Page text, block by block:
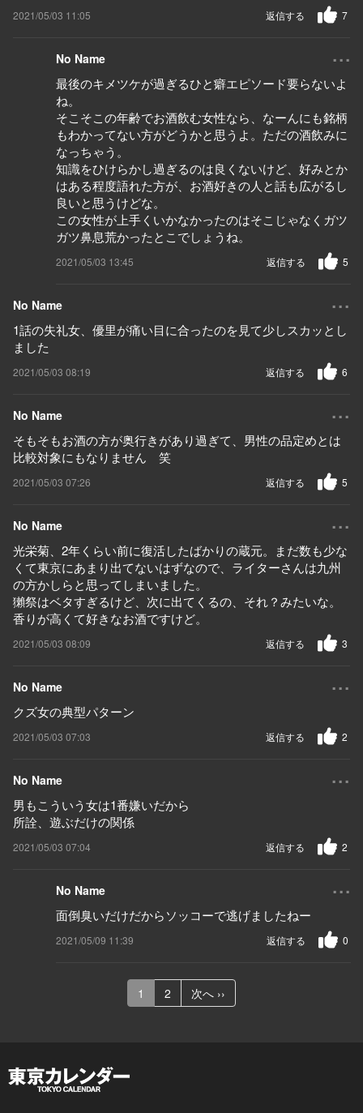
2021/05/03 11:05 7
返信する
No Name ...
最後のキメツケが過ぎるひと癖エピソード要らないよ
ね。
そこそこの年齢でお酒飲む女性なら、なーんにも銘柄
もわかってない方がどうかと思うよ。ただの酒飲みに
なっちゃう。
知識をひけらかし過ぎるのは良くないけど、好みとか
はある程度語れた方が、お酒好きの人と話も広がるし
良いと思うけどな。
この女性が上手くいかなかったのはそこじゃなくガツ
ガツ鼻息荒かったとこでしょうね。
2021/05/03 13:45 5
返信する
No Name ...
1話の失礼女、優里が痛い目に合ったのを見て少しスカッとし
ました
2021/05/03 08:19 6
返信する
No Name ...
そもそもお酒の方が奥行きがあり過ぎて、男性の品定めとは
比較対象にもなりません 笑
2021/05/03 07:26 5
返信する
No Name ...
光栄菊、2年くらい前に復活したばかりの蔵元。まだ数も少な
くて東京にあまり出てないはずなので、ライターさんは九州
の方かしらと思ってしまいました。
獺祭はベタすぎるけど、次に出てくるの、それ？みたいな。
香りが高くて好きなお酒ですけど。
2021/05/03 08:09 3
返信する
No Name ...
クズ女の典型パターン
2021/05/03 07:03 2
返信する
No Name ...
男もこういう女は1番嫌いだから
所詮、遊ぶだけの関係
2021/05/03 07:04 2
返信する
No Name ...
面倒臭いだけだからソッコーで逃げましたねー
2021/05/09 11:39 0
返信する
1 2 次へ ››